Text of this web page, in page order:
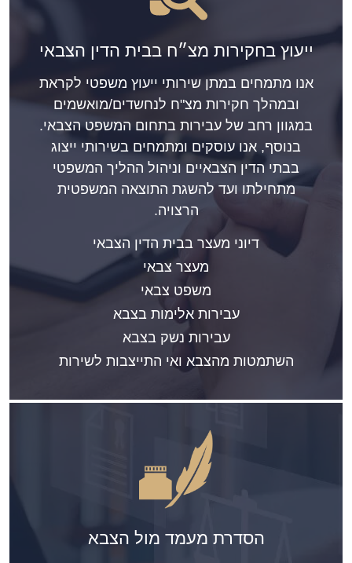
ייעוץ בחקירות מצ״ח בבית הדין הצבאי
אנו מתמחים במתן שירותי ייעוץ משפטי לקראת
ובמהלך חקירות מצ"ח לנחשדים/מואשמים
במגוון רחב של עבירות בתחום המשפט הצבאי.
בנוסף, אנו עוסקים ומתמחים בשירותי ייצוג
בבתי הדין הצבאיים וניהול ההליך המשפטי
מתחילתו ועד להשגת התוצאה המשפטית
הרצויה.
דיוני מעצר בבית הדין הצבאי
מעצר צבאי
משפט צבאי
עבירות אלימות בצבא
עבירות נשק בצבא
השתמטות מהצבא ואי התייצבות לשירות
הסדרת מעמד מול הצבא